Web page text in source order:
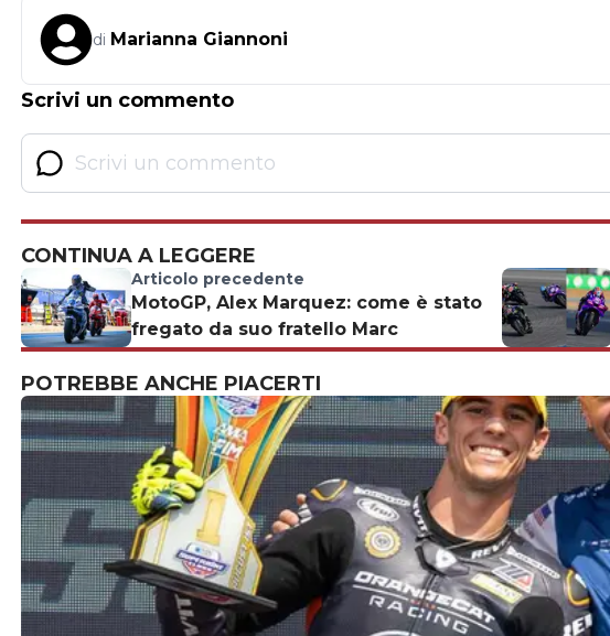
di Marianna Giannoni
Scrivi un commento
CONTINUA A LEGGERE
Articolo precedente
MotoGP, Alex Marquez: come è stato
fregato da suo fratello Marc
POTREBBE ANCHE PIACERTI